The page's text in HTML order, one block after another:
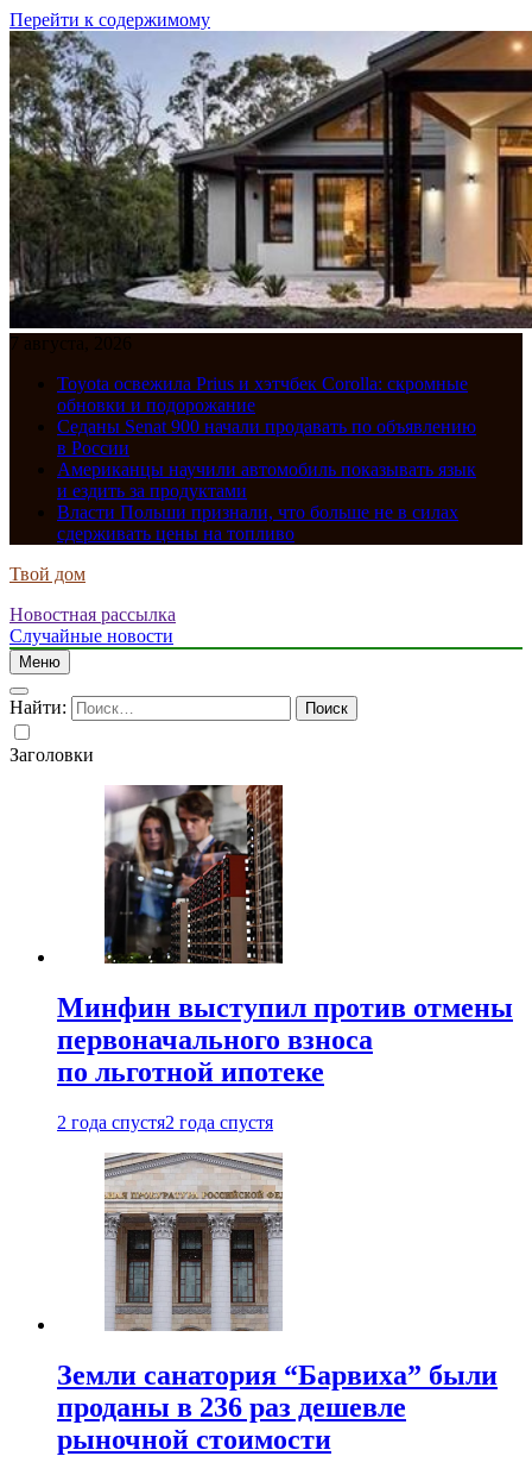
Перейти к содержимому
7 августа, 2026
Toyota освежила Prius и хэтчбек Corolla: скромные
обновки и подорожание
Седаны Senat 900 начали продавать по объявлению
в России
Американцы научили автомобиль показывать язык
и ездить за продуктами
Власти Польши признали, что больше не в силах
сдерживать цены на топливо
Твой дом
Новостная рассылка
Случайные новости
Меню
Найти:
Заголовки
Минфин выступил против отмены
первоначального взноса
по льготной ипотеке
2 года спустя2 года спустя
Земли санатория “Барвиха” были
проданы в 236 раз дешевле
рыночной стоимости